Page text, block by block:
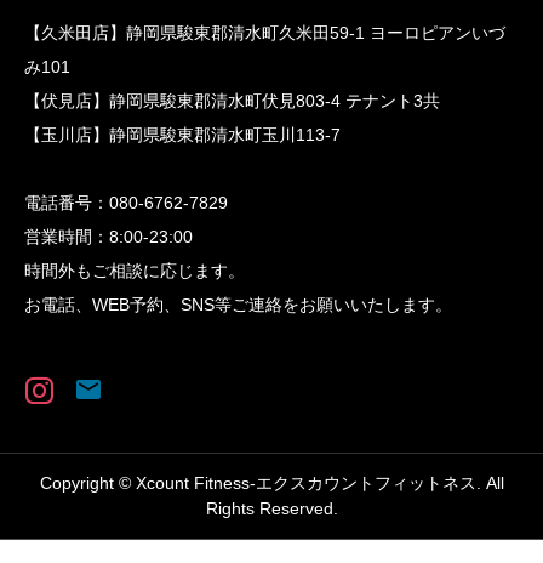
【久米田店】静岡県駿東郡清水町久米田59-1 ヨーロピアンいづ
み101
【伏見店】静岡県駿東郡清水町伏見803-4 テナント3共
【玉川店】静岡県駿東郡清水町玉川113-7
電話番号：080-6762-7829
営業時間：8:00-23:00
時間外もご相談に応じます。
お電話、WEB予約、SNS等ご連絡をお願いいたします。
Copyright © Xcount Fitness-エクスカウントフィットネス. All
Rights Reserved.